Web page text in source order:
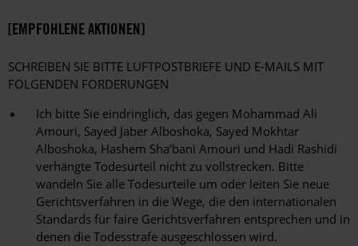
[EMPFOHLENE AKTIONEN]
SCHREIBEN SIE BITTE LUFTPOSTBRIEFE UND E-MAILS MIT
FOLGENDEN FORDERUNGEN
Ich bitte Sie eindringlich, das gegen Mohammad Ali
Amouri, Sayed Jaber Alboshoka, Sayed Mokhtar
Alboshoka, Hashem Sha’bani Amouri und Hadi Rashidi
verhängte Todesurteil nicht zu vollstrecken. Bitte
wandeln Sie alle Todesurteile um oder leiten Sie neue
Gerichtsverfahren in die Wege, die den internationalen
Standards für faire Gerichtsverfahren entsprechen und in
denen die Todesstrafe ausgeschlossen wird.